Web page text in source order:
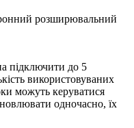
розширювальний
підключити до 5
використовуваних
можуть керуватися
одночасно, їх